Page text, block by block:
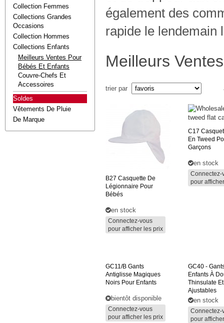
Collection Femmes
Collections Grandes
Occasions
Collection Hommes
Collections Enfants
Meilleurs Ventes Pour
Bébés Et Enfants
Couvre-Chefs Et
Accessoires
Soldes
Vêtements De Pluie
De Marque
également des
rapide le lendemain
Meilleurs
trier par
B27 Casquette De
Légionnaire Pour
Bébés
en stock
Connectez-vous
pour afficher les prix
C17
En Tweed
Garçons
en stock
Connectez-
pour
GC11/B Gants
Antiglisse Magiques
Noirs Pour Enfants
bientôt disponible
Connectez-vous
pour afficher les prix
GC40 -
Enfants À
Thinsulate
Ajustables
en stock
Connectez-
pour